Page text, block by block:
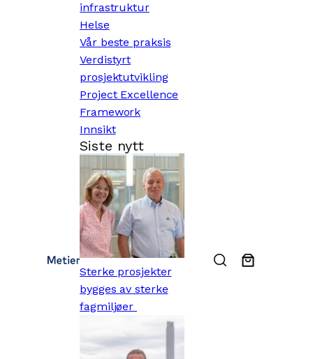
infrastruktur
Helse
Vår beste praksis
Verdistyrt
prosjektutvikling
Project Excellence
Framework
Innsikt
Siste nytt
Sterke prosjekter
bygges av sterke
fagmiljøer